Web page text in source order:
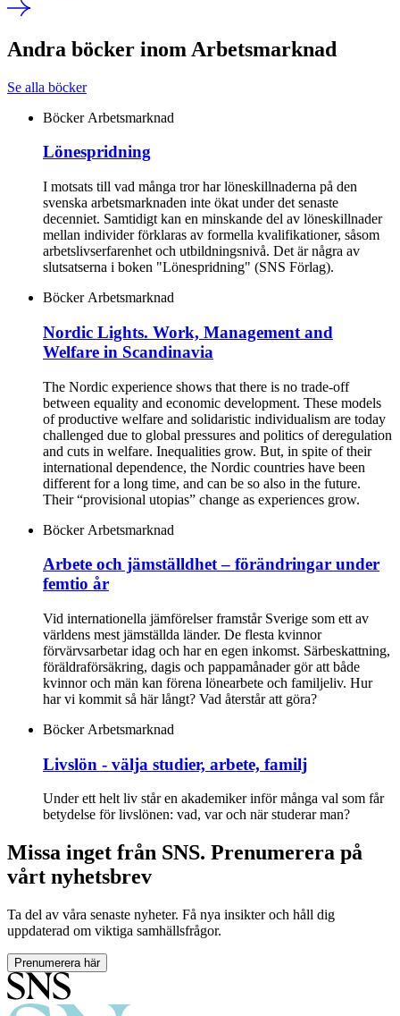
Andra böcker inom Arbetsmarknad
Se alla böcker
Böcker Arbetsmarknad
Lönespridning
I motsats till vad många tror har löneskillnaderna på den
svenska arbetsmarknaden inte ökat under det senaste
decenniet. Samtidigt kan en minskande del av löneskillnader
mellan individer förklaras av formella kvalifikationer, såsom
arbetslivserfarenhet och utbildningsnivå. Det är några av
slutsatserna i boken "Lönespridning" (SNS Förlag).
Böcker Arbetsmarknad
Nordic Lights. Work, Management and
Welfare in Scandinavia
The Nordic experience shows that there is no trade-off
between equality and economic development. These models
of productive welfare and solidaristic individualism are today
challenged due to global pressures and politics of deregulation
and cuts in welfare. Inequalities grow. But, in spite of their
international dependence, the Nordic countries have been
different for a long time, and can be so also in the future.
Their “provisional utopias” change as experiences grow.
Böcker Arbetsmarknad
Arbete och jämställdhet – förändringar under
femtio år
Vid internationella jämförelser framstår Sverige som ett av
världens mest jämställda länder. De flesta kvinnor
förvärvsarbetar idag och har en egen inkomst. Särbeskattning,
föräldraförsäkring, dagis och pappamånader gör att både
kvinnor och män kan förena lönearbete och familjeliv. Hur
har vi kommit så här långt? Vad återstår att göra?
Böcker Arbetsmarknad
Livslön - välja studier, arbete, familj
Under ett helt liv står en akademiker inför många val som får
betydelse för livslönen: vad, var och när studerar man?
Missa inget från SNS. Prenumerera på
vårt nyhetsbrev
Ta del av våra senaste nyheter. Få nya insikter och håll dig
uppdaterad om viktiga samhällsfrågor.
Prenumerera här